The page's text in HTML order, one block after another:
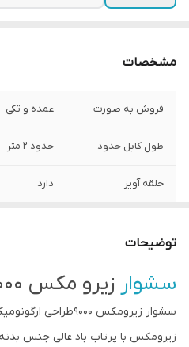
مشخصات
فروش به صورت عمده و تکی
طول کابل حدود حدود ۲ متر
حلقه آویز دارد
سرد،گرم و داغ
توضیحات
سشوار زیرو مکس ۹۰۰۰
سشوار زیرومکس 9000طراحی ارگونومیک سشوار
زیرومکس با پرتاب باد عالی جنس